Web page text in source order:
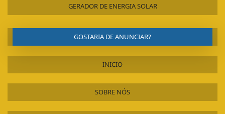
GERADOR DE ENERGIA SOLAR
GOSTARIA DE ANUNCIAR?
INICIO
SOBRE NÓS